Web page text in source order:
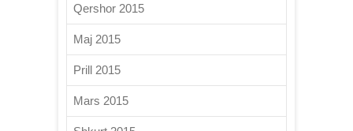
Qershor 2015
Maj 2015
Prill 2015
Mars 2015